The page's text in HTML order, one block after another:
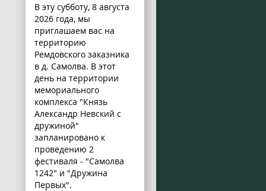
В эту субботу, 8 августа
2026 года, мы
приглашаем вас на
территорию
Ремдовского заказника
в д. Самолва. В этот
день на территории
мемориального
комплекса "Князь
Александр Невский с
дружиной"
запланировано к
проведению 2
фестиваля - "Самолва
1242" и "Дружина
Первых".